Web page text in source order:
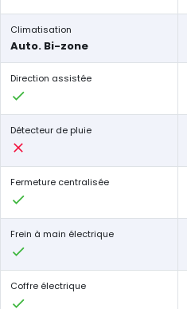
Climatisation
Auto. Bi-zone
Direction assistée
Détecteur de pluie
Fermeture centralisée
Frein à main électrique
Coffre électrique